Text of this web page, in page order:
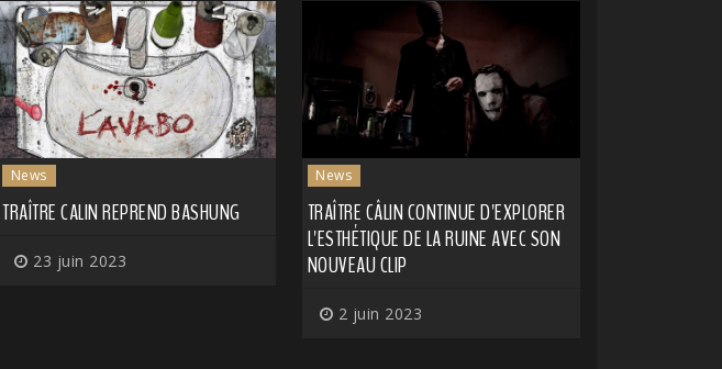
News
TRAÎTRE CALIN REPREND BASHUNG
23 juin 2023
News
TRAÎTRE CÂLIN CONTINUE D'EXPLORER
L'ESTHÉTIQUE DE LA RUINE AVEC SON
NOUVEAU CLIP
2 juin 2023